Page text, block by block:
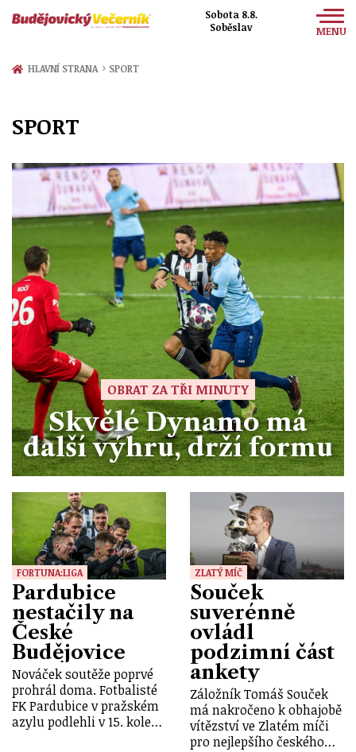
Sobota 8.8.
Soběslav
MENU
Zprávy
Kultura
Společnost
HLAVNÍ STRANA › SPORT
SPORT
OBRAT ZA TŘI MINUTY
Skvělé Dynamo má
další výhru, drží formu
FORTUNA:LIGA
Pardubice
nestačily na
České
Budějovice
Nováček soutěže poprvé
prohrál doma. Fotbalisté
FK Pardubice v pražském
azylu podlehli v 15. kole…
ZLATÝ MÍČ
Souček
suverénně
ovládl
podzimní část
ankety
Záložník Tomáš Souček
má nakročeno k obhajobě
vítězství ve Zlatém míči
pro nejlepšího českého…